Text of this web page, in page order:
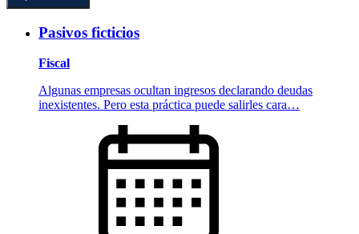
Pasivos ficticios
Fiscal
Algunas empresas ocultan ingresos declarando deudas
inexistentes. Pero esta práctica puede salirles cara…